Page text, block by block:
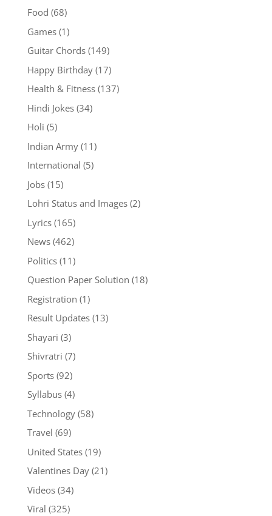
Food (68)
Games(1)
Guitar Chords(149)
Happy Birthday(17)
Health & Fitness(137)
Hindi Jokes(34)
Holi (5)
Indian Army(11)
International (5)
Jobs(15)
Lohri Status and Images(2)
Lyrics(165)
News(462)
Politics(11)
Question Paper Solution (18)
Registration (1)
Result Updates(13)
Shayari (3)
Shivratri (7)
Sports(92)
Syllabus(4)
Technology(58)
Travel (69)
United States(19)
Valentines Day(21)
Videos(34)
Viral (325)